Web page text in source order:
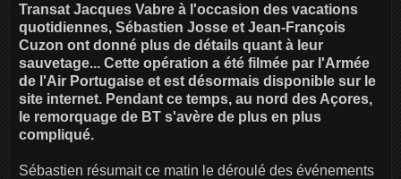
Transat Jacques Vabre à l'occasion des vacations
quotidiennes, Sébastien Josse et Jean-François
Cuzon ont donné plus de détails quant à leur
sauvetage... Cette opération a été filmée par l'Armée
de l'Air Portugaise et est désormais disponible sur le
site internet. Pendant ce temps, au nord des Açores,
le remorquage de BT s'avère de plus en plus
compliqué.
Sébastien résumait ce matin le déroulé des événements